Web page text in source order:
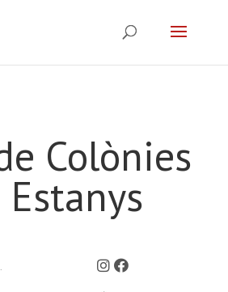
Colònies
Estanys